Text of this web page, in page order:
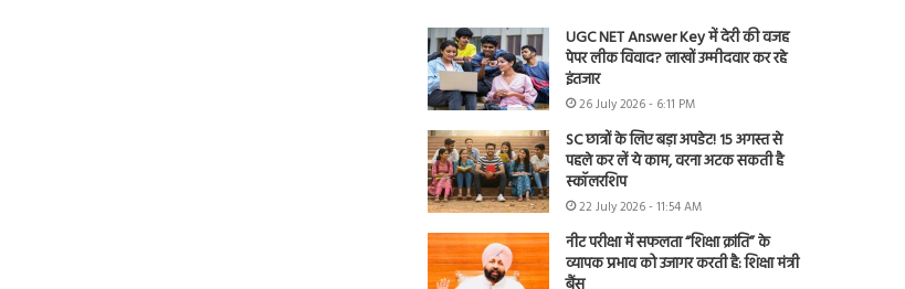
UGC NET Answer Key में देरी की वजह
पेपर लीक विवाद? लाखों उम्मीदवार कर रहे
इंतजार
26 July 2026 - 6:11 PM
SC छात्रों के लिए बड़ा अपडेट! 15 अगस्त से
पहले कर लें ये काम, वरना अटक सकती है
स्कॉलरशिप
22 July 2026 - 11:54 AM
नीट परीक्षा में सफलता “शिक्षा क्रांति” के
व्यापक प्रभाव को उजागर करती है: शिक्षा मंत्री